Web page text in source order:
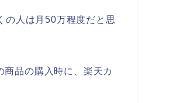
の人は月50万程度だと思
品の購入時に、楽天カ